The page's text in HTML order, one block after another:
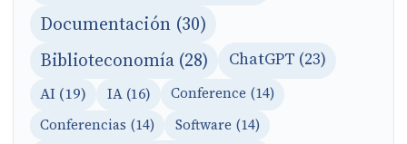
Documentación (30)
Biblioteconomía (28) ChatGPT (23)
AI (19) IA (16)
Conference (14)
Conferencias (14)
Software (14)